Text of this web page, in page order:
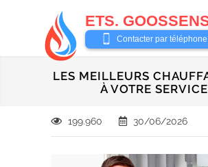
ETS.
0485 58 62
Contacter par téléphone
LES MEILLEURS
À VOTRE SERVICE
199.960 30/06/2026